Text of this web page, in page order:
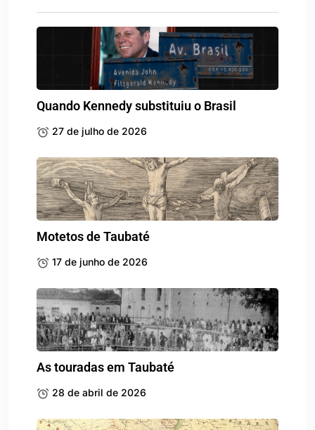
Quando Kennedy substituiu o Brasil
27 de julho de 2026
Motetos de Taubaté
17 de junho de 2026
As touradas em Taubaté
28 de abril de 2026